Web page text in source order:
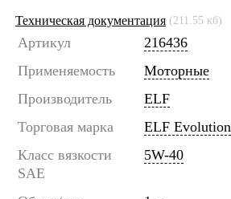
Техническая документация (211.55 кб)
Артикул
216436
Применяемость
Моторные
Производитель
ELF
Торговая марка
ELF Evolution
Класс вязкости
SAE
5W-40